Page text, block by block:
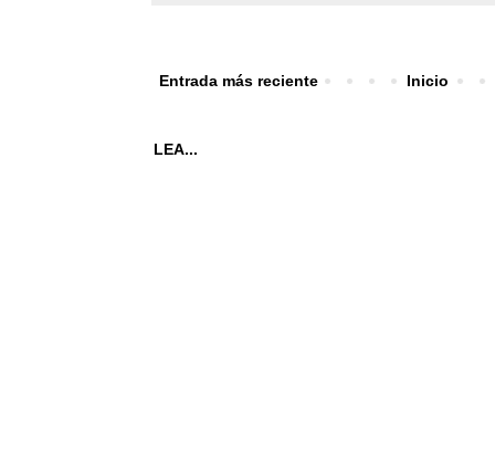
Entrada más reciente Inicio
LEA...